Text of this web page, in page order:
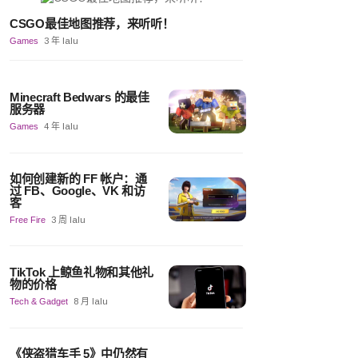
CSGO最佳地图推荐，来听听！
Games 3 年 lalu
Minecraft Bedwars 的最佳
服务器
Games 4 年 lalu
如何创建新的 FF 帐户：通
过 FB、Google、VK 和访
客
Free Fire 3 周 lalu
TikTok 上鲸鱼礼物和其他礼
物的价格
Tech & Gadget 8 月 lalu
《侠盗猎车手 5》中仍然有